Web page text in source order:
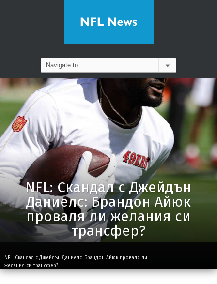
NFL: Скандал с Джейдън
Даниелс: Брандон Айюк
проваля ли желания си
трансфер?
NFL: Скандал с Джейдън Даниелс: Брандон Айюк проваля ли
желания си трансфер?